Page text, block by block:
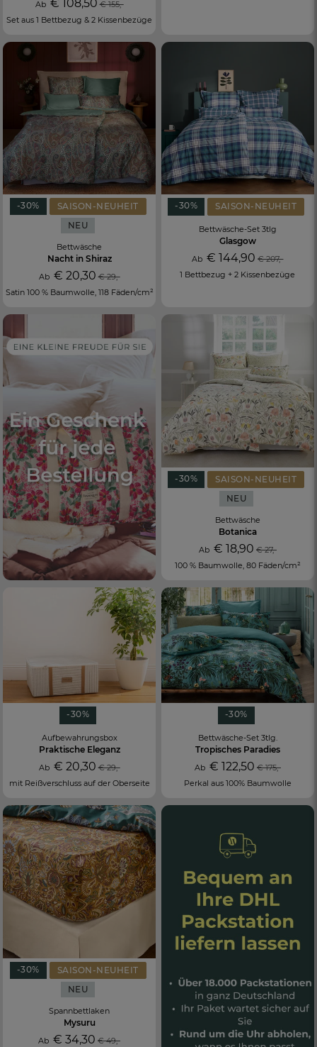
Ab € 108,50 € 155,-
Set aus 1 Bettbezug & 2 Kissenbezüge
-30%
SAISON-NEUHEIT
NEU
Bettwäsche
Nacht in Shiraz
Ab € 20,30 € 29,-
Satin 100 % Baumwolle, 118 Fäden/cm²
-30% SAISON-NEUHEIT
Bettwäsche-Set 3tlg
Glasgow
Ab€ 144,90 € 207,-
1 Bettbezug + 2 Kissenbezüge
-30%
SAISON-NEUHEIT
NEU
Bettwäsche
Botanica
Ab € 18,90 € 27,-
100 % Baumwolle, 80 Fäden/cm²
-30%
Aufbewahrungsbox
Praktische Eleganz
Ab € 20,30 € 29,-
mit Reißverschluss auf der Oberseite
-30%
Bettwäsche-Set 3tlg.
Tropisches Paradies
Ab € 122,50 € 175,-
Perkal aus 100% Baumwolle
-30%
SAISON-NEUHEIT
NEU
Spannbettlaken
Mysuru
Ab€ 34,30 € 49,-